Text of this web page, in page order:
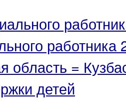
работника
область =
детей